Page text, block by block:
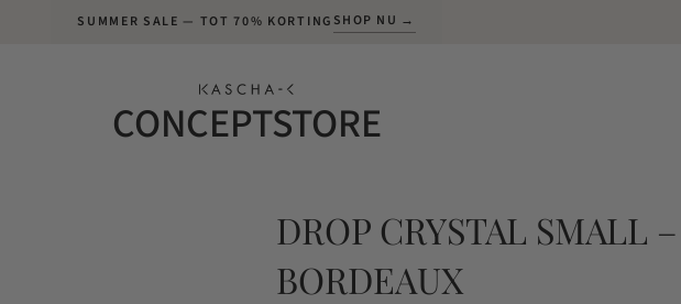
SUMMER SALE — TOT 70% KORTING SHOP NU →
CONCEPTSTORE
DROP CRYSTAL SMALL
BORDEAUX